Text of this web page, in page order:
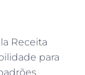
Receita
para